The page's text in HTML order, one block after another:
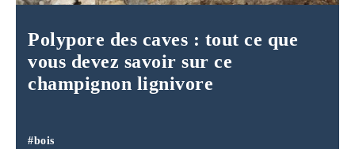
Polypore des caves : tout ce que
vous devez savoir sur ce
champignon lignivore
#bois